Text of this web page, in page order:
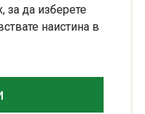
да изберете
наистина в